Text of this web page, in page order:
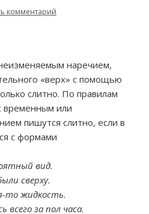
комментарий
наречием,
«верх» с помощью
слитно. По правилам
временным или
пишутся слитно, если в
с формами
вид.
сверху.
то жидкость.
всего за пол часа.